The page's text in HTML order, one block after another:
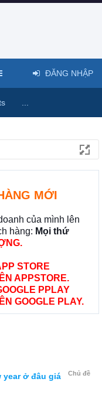
MỚI
của mình lên
hàng: Mọi thứ
STORE
APPSTORE.
PPLAY
GOOGLE PLAY.
Chủ đề
year ở đâu giá
ĐĂNG NHẬP